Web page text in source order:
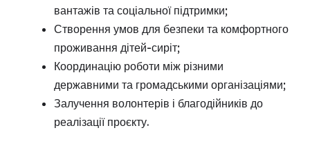
вантажів та соціальної підтримки;
Створення умов для безпеки та комфортного
проживання дітей-сиріт;
Координацію роботи між різними
державними та громадськими організаціями;
Залучення волонтерів і благодійників до
реалізації проєкту.